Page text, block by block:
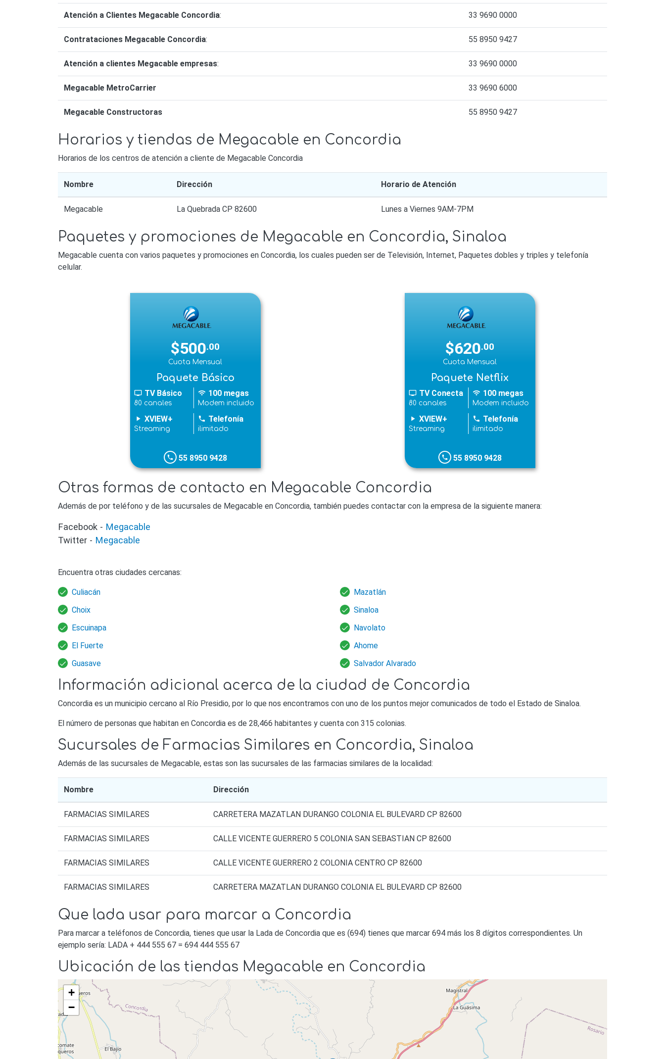
Atención a Clientes Megacable Concordia: 33 9690 0000
Contrataciones Megacable Concordia: 55 8950 9427
Atención a clientes Megacable empresas: 33 9690 0000
Megacable MetroCarrier 33 9690 6000
Megacable Constructoras 55 8950 9427
Horarios y tiendas de Megacable en Concordia
Horarios de los centros de atención a cliente de Megacable Concordia
Nombre Dirección Horario de Atención
Megacable La Quebrada CP 82600 Lunes a Viernes 9AM-7PM
Paquetes y promociones de Megacable en Concordia, Sinaloa
Megacable cuenta con varios paquetes y promociones en Concordia, los cuales pueden ser de Televisión, Internet, Paquetes dobles y triples y telefonía
celular.
$500.00
Cuota Mensual
Paquete Básico
tv TV Básico
80 canales
wifi 100 megas
Modem incluido
play_arrow XVIEW+
Streaming
phone Telefonía
ilimitado
phone 55 8950 9428
$620.00
Cuota Mensual
Paquete Netflix
tv TV Conecta
80 canales
wifi 100 megas
Modem incluido
play_arrow XVIEW+
Streaming
phone Telefonía
ilimitado
phone 55 8950 9428
Otras formas de contacto en Megacable Concordia
Además de por teléfono y de las sucursales de Megacable en Concordia, también puedes contactar con la empresa de la siguiente manera:
Facebook - Megacable
Twitter - Megacable
Encuentra otras ciudades cercanas:
Culiacán
Choix
Escuinapa
El Fuerte
Guasave
Mazatlán
Sinaloa
Navolato
Ahome
Salvador Alvarado
Información adicional acerca de la ciudad de Concordia
Concordia es un municipio cercano al Río Presidio, por lo que nos encontramos con uno de los puntos mejor comunicados de todo el Estado de Sinaloa.
El número de personas que habitan en Concordia es de 28,466 habitantes y cuenta con 315 colonias.
Sucursales de Farmacias Similares en Concordia, Sinaloa
Además de las sucursales de Megacable, estas son las sucursales de las farmacias similares de la localidad:
Nombre Dirección
FARMACIAS SIMILARES CARRETERA MAZATLAN DURANGO COLONIA EL BULEVARD CP 82600
FARMACIAS SIMILARES CALLE VICENTE GUERRERO 5 COLONIA SAN SEBASTIAN CP 82600
FARMACIAS SIMILARES CALLE VICENTE GUERRERO 2 COLONIA CENTRO CP 82600
FARMACIAS SIMILARES CARRETERA MAZATLAN DURANGO COLONIA EL BULEVARD CP 82600
Que lada usar para marcar a Concordia
Para marcar a teléfonos de Concordia, tienes que usar la Lada de Concordia que es (694) tienes que marcar 694 más los 8 dígitos correspondientes. Un
ejemplo sería: LADA + 444 555 67 = 694 444 555 67
Ubicación de las tiendas Megacable en Concordia
+
−